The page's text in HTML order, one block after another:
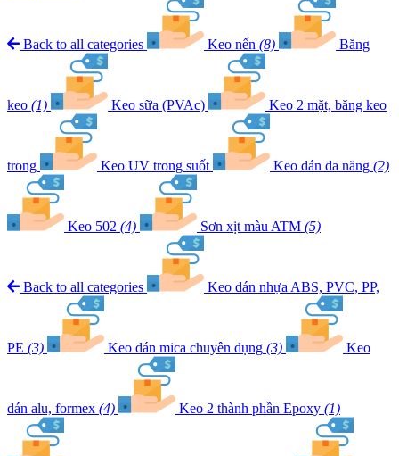
Back to all categories Keo nến (8) Băng
keo (1) Keo sữa (PVAc) Keo 2 mặt, băng keo
trong Keo UV trong suốt Keo dán đa năng (2)
Keo 502 (4) Sơn xịt màu ATM (5)
Back to all categories Keo dán nhựa ABS, PVC, PP,
PE (3) Keo dán mica chuyên dụng (3) Keo
dán alu, formex (4) Keo 2 thành phần Epoxy (1)